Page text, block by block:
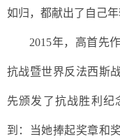
如归，都献出了自己年
2015年，高首先
抗战暨世界反法西斯
先颁发了抗战胜利纪
到：当她捧起奖章和